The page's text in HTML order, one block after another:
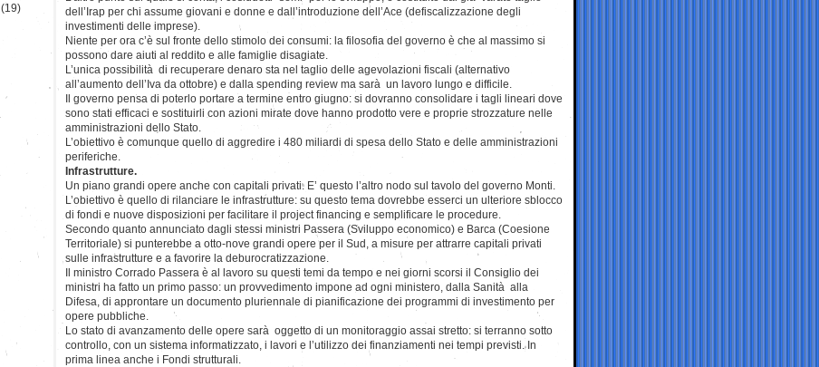
dell’Irap per chi assume giovani e donne e dall’introduzione dell’Ace (defiscalizzazione degli
investimenti delle imprese).
Niente per ora c’è sul fronte dello stimolo dei consumi: la filosofia del governo è che al massimo si
possono dare aiuti al reddito e alle famiglie disagiate.
L’unica possibilità di recuperare denaro sta nel taglio delle agevolazioni fiscali (alternativo
all’aumento dell’Iva da ottobre) e dalla spending review ma sarà un lavoro lungo e difficile.
Il governo pensa di poterlo portare a termine entro giugno: si dovranno consolidare i tagli lineari dove
sono stati efficaci e sostituirli con azioni mirate dove hanno prodotto vere e proprie strozzature nelle
amministrazioni dello Stato.
L’obiettivo è comunque quello di aggredire i 480 miliardi di spesa dello Stato e delle amministrazioni
periferiche.
Infrastrutture.
Un piano grandi opere anche con capitali privati. E’ questo l’altro nodo sul tavolo del governo Monti.
L’obiettivo è quello di rilanciare le infrastrutture: su questo tema dovrebbe esserci un ulteriore sblocco
di fondi e nuove disposizioni per facilitare il project financing e semplificare le procedure.
Secondo quanto annunciato dagli stessi ministri Passera (Sviluppo economico) e Barca (Coesione
Territoriale) si punterebbe a otto-nove grandi opere per il Sud, a misure per attrarre capitali privati
sulle infrastrutture e a favorire la deburocratizzazione.
Il ministro Corrado Passera è al lavoro su questi temi da tempo e nei giorni scorsi il Consiglio dei
ministri ha fatto un primo passo: un provvedimento impone ad ogni ministero, dalla Sanità alla
Difesa, di approntare un documento pluriennale di pianificazione dei programmi di investimento per
opere pubbliche.
Lo stato di avanzamento delle opere sarà oggetto di un monitoraggio assai stretto: si terranno sotto
controllo, con un sistema informatizzato, i lavori e l’utilizzo dei finanziamenti nei tempi previsti. In
prima linea anche i Fondi strutturali.
(19)